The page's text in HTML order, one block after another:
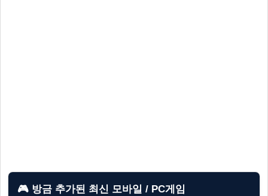
🎮 방금 추가된 최신 모바일 / PC게임